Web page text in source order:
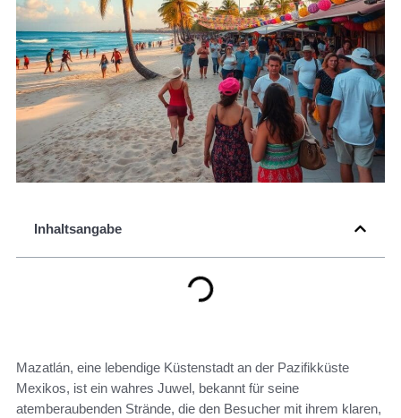
Inhaltsangabe
Mazatlán, eine lebendige Küstenstadt an der Pazifikküste
Mexikos, ist ein wahres Juwel, bekannt für seine
atemberaubenden Strände, die den Besucher mit ihrem klaren,